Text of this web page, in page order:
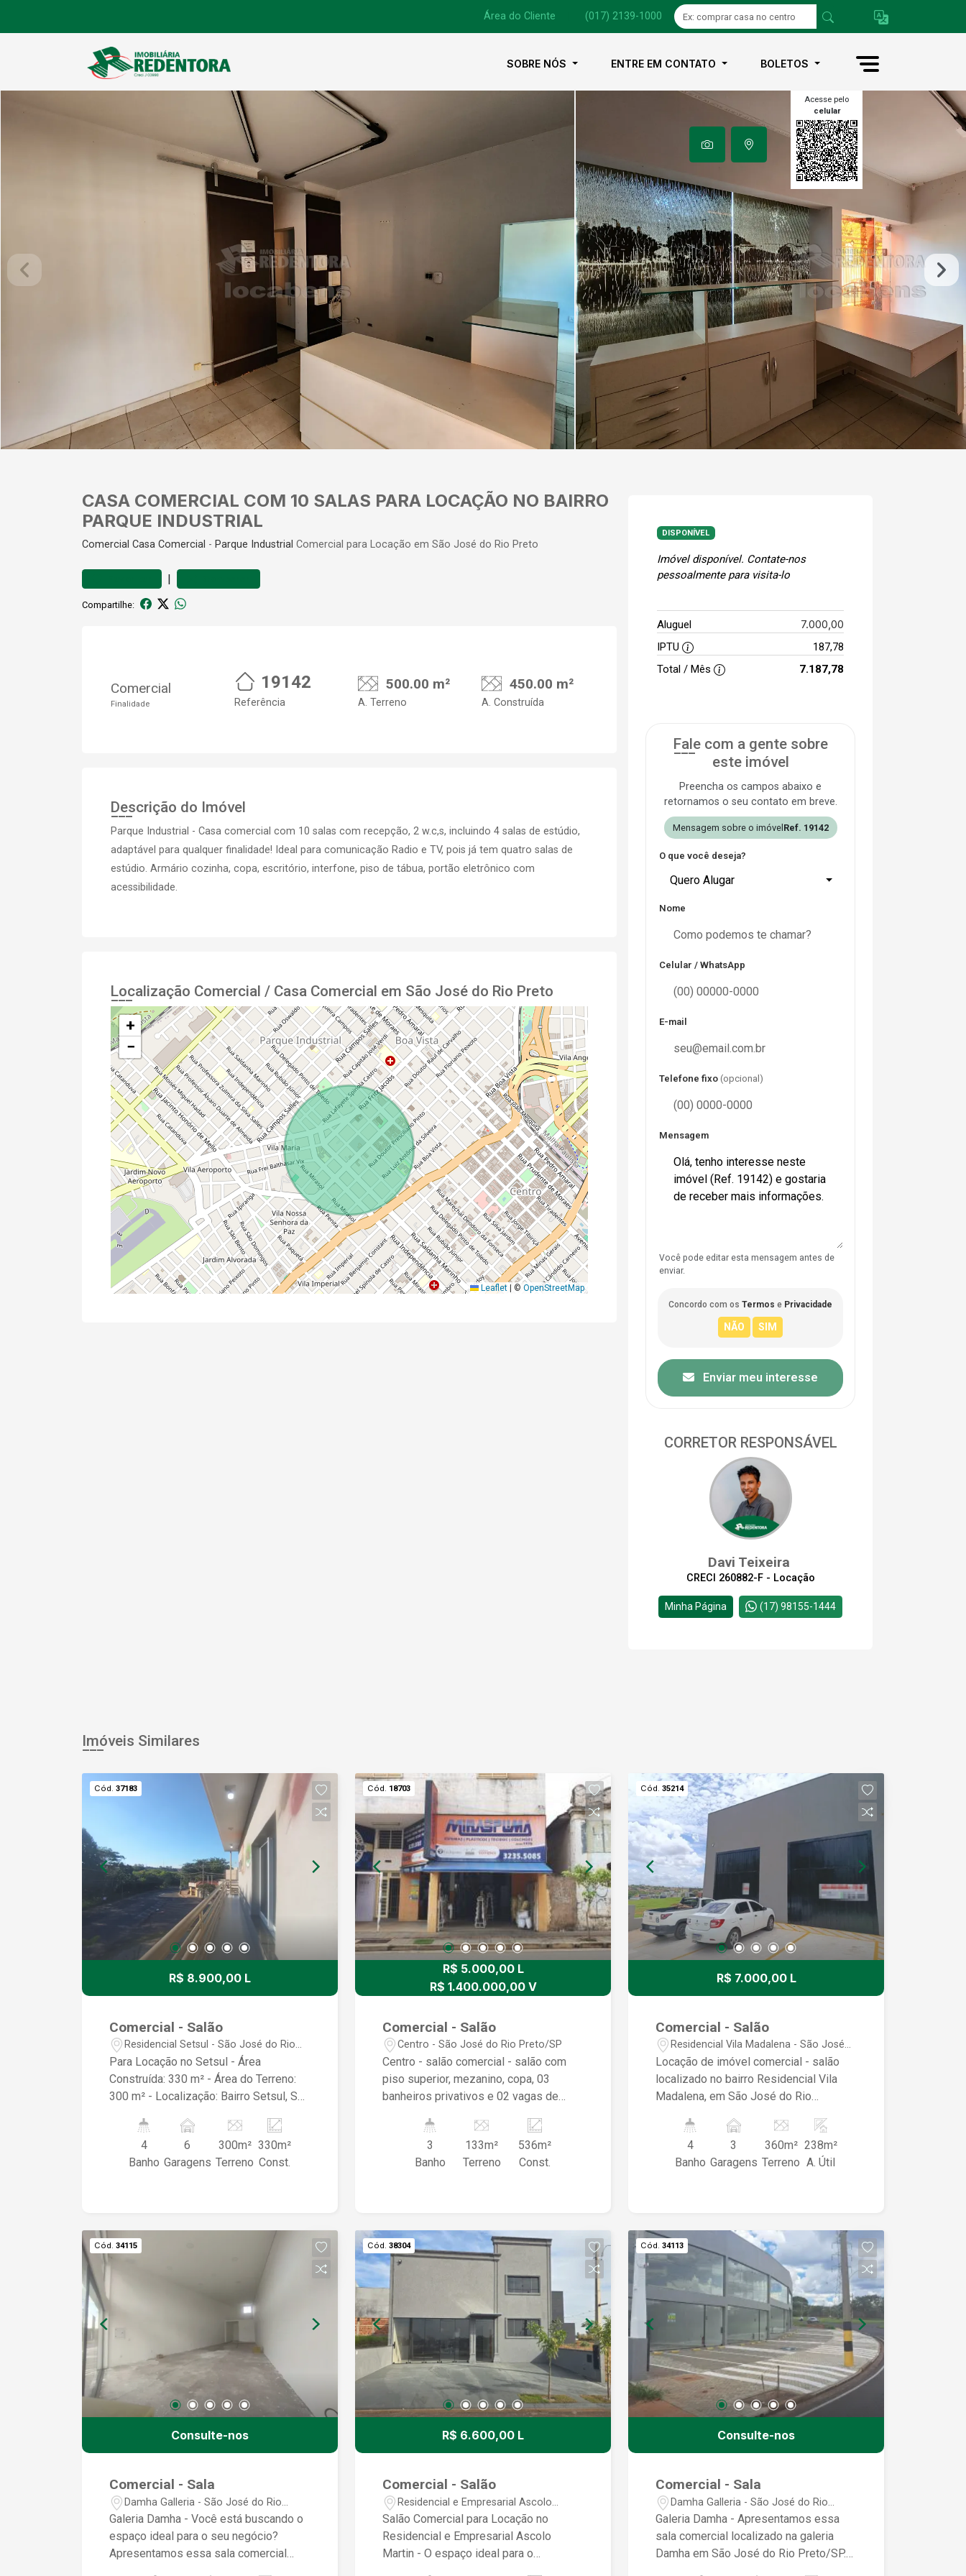
Área do Cliente (017) 2139-1000
SOBRE NÓS ENTRE EM CONTATO BOLETOS
Acesse pelo
celular
CASA COMERCIAL COM 10 SALAS PARA LOCAÇÃO NO BAIRRO
PARQUE INDUSTRIAL
Comercial Casa Comercial - Parque Industrial Comercial para Locação em São José do Rio Preto
|
Compartilhe:
Comercial
Finalidade
19142
Referência
500.00 m²
A. Terreno
450.00 m²
A. Construída
Descrição do Imóvel
Parque Industrial - Casa comercial com 10 salas com recepção, 2 w.c,s, incluindo 4 salas de estúdio,
adaptável para qualquer finalidade! Ideal para comunicação Radio e TV, pois já tem quatro salas de
estúdio. Armário cozinha, copa, escritório, interfone, piso de tábua, portão eletrônico com
acessibilidade.
Localização Comercial / Casa Comercial em São José do Rio Preto
+
−
Leaflet © OpenStreetMap
DISPONÍVEL
Imóvel disponível. Contate-nos
pessoalmente para visita-lo
Aluguel 7.000,00
IPTU
187,78
Total / Mês
7.187,78
Fale com a gente sobre
este imóvel
Preencha os campos abaixo e
retornamos o seu contato em breve.
Mensagem sobre o imóvel Ref. 19142
O que você deseja?
Quero Alugar
Nome
Celular / WhatsApp
E-mail
Telefone fixo (opcional)
Mensagem
Você pode editar esta mensagem antes de
enviar.
Concordo com os Termos e Privacidade
Enviar meu interesse
CORRETOR RESPONSÁVEL
Davi Teixeira
CRECI 260882-F - Locação
Minha Página (17) 98155-1444
Imóveis Similares
Cód. 37183
R$ 8.900,00 L
Comercial - Salão
Residencial Setsul - São José do Rio
Preto/SP
Para Locação no Setsul - Área
Construída: 330 m² - Área do Terreno:
300 m² - Localização: Bairro Setsul, São
vagas disponíveis - Destaque: Imóvel
de esquina com excelente visibilidade
Ideal para diversos tipos de negócios.
4
Banho
6
Garagens
300m²
Terreno
330m²
Const.
Cód. 18703
R$ 5.000,00 L
R$ 1.400.000,00 V
Comercial - Salão
Centro - São José do Rio Preto/SP
Centro - salão comercial - salão com
piso superior, mezanino, copa, 03
banheiros privativos e 02 vagas de
3
Banho
133m²
Terreno
536m²
Const.
Cód. 35214
R$ 7.000,00 L
Comercial - Salão
Residencial Vila Madalena - São José
do Rio Preto/SP
Locação de imóvel comercial - salão
localizado no bairro Residencial Vila
Madalena, em São José do Rio
e uma área de terreno de 360,00 m². Se
precisar de mais informações ou
detalhes, fique à vontade para
4
Banho
3
Garagens
360m²
Terreno
238m²
A. Útil
Cód. 34115
Consulte-nos
Comercial - Sala
Damha Galleria - São José do Rio
Preto/SP
Galeria Damha - Você está buscando o
espaço ideal para o seu negócio?
Apresentamos essa sala comercial
Cód. 38304
R$ 6.600,00 L
Comercial - Salão
Residencial e Empresarial Ascolo
Martin - São José do Rio Preto/SP
Salão Comercial para Locação no
Residencial e Empresarial Ascolo
Martin - O espaço ideal para o
Cód. 34113
Consulte-nos
Comercial - Sala
Damha Galleria - São José do Rio
Preto/SP
Galeria Damha - Apresentamos essa
sala comercial localizado na galeria
Damha em São José do Rio Preto/SP.